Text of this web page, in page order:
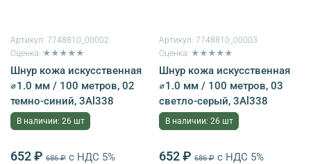
Артикул: 7748810_00002
Оценка: ★★★★★
Шнур кожа искусственная
⌀1.0 мм / 100 метров, 02
темно-синий, 3Al338
В наличии: 26 шт
652 ₽ 686 ₽ с НДС 5%
Артикул: 7748810_00003
Оценка: ★★★★★
Шнур кожа искусственная
⌀1.0 мм / 100 метров, 03
светло-серый, 3Al338
В наличии: 26 шт
652 ₽ 686 ₽ с НДС 5%